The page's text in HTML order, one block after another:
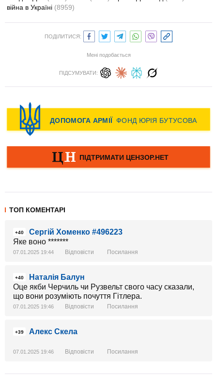
війна в Україні (8959)
ПОДІЛИТИСЯ:
Мені подобається
ПІДСУМУВАТИ:
ТОП КОМЕНТАРІ
+40
Сергій Хоменко #496223
Яке воно *******
07.01.2025 19:44 Відповісти Посилання
+40
Наталія Балун
Оце якби Черчиль чи Рузвельт свого часу сказали,
що вони розуміють почуття Гітлера.
07.01.2025 19:46 Відповісти Посилання
+39 Алекс Скела
07.01.2025 19:46 Відповісти Посилання